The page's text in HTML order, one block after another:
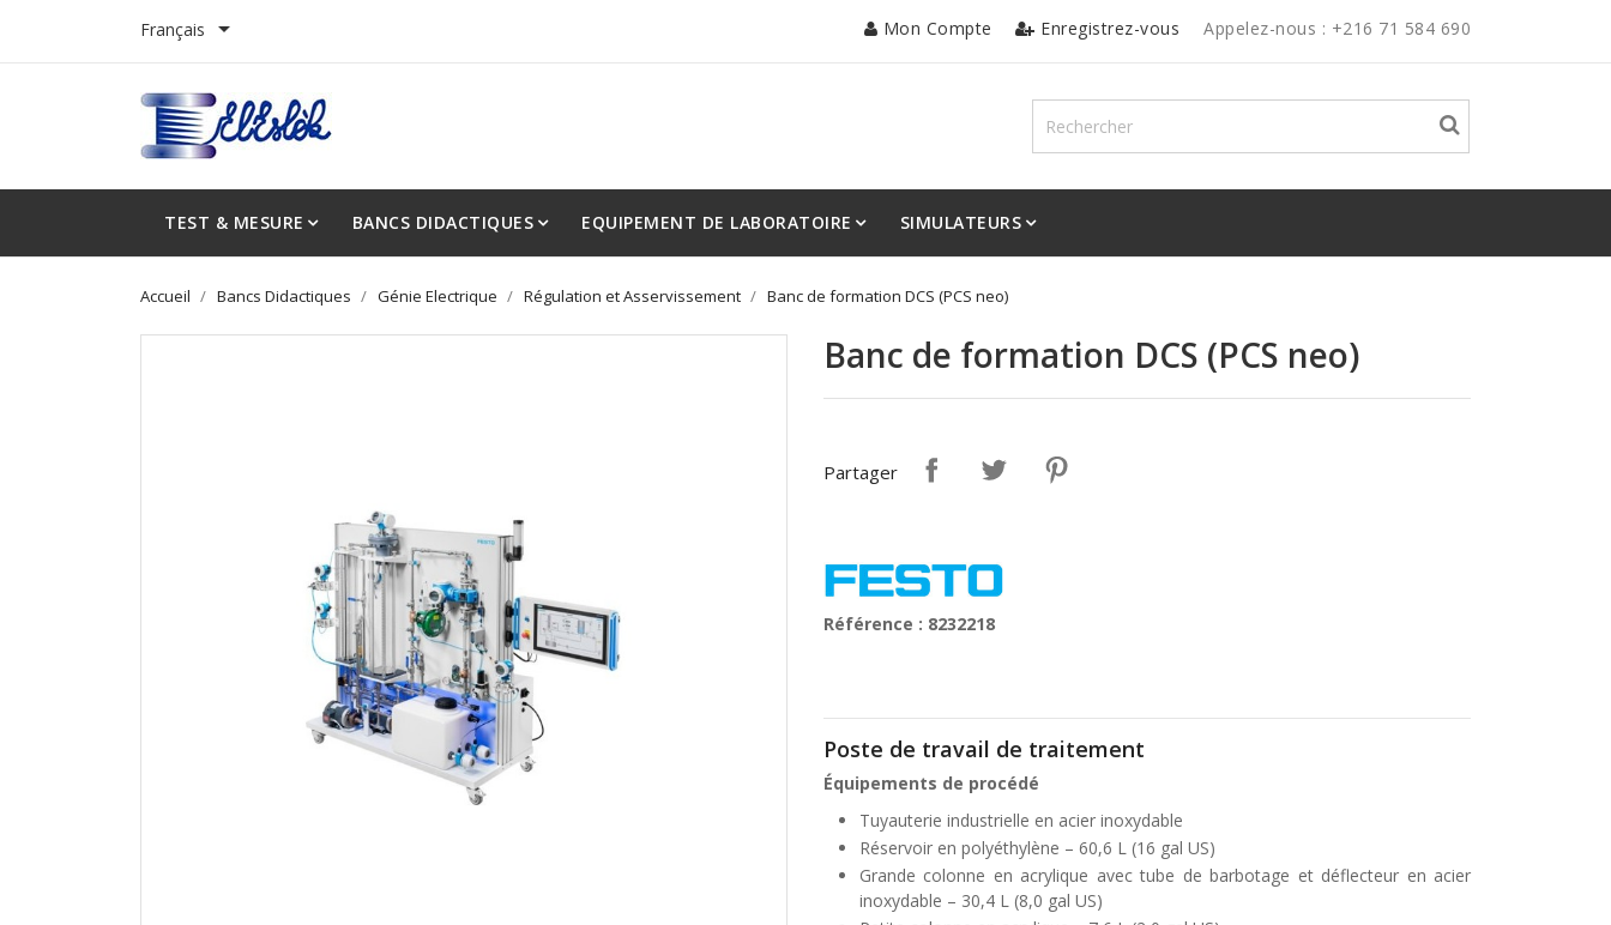
Français  Mon Compte Enregistrez-vous Appelez-nous : +216 71 584 690
TEST & MESURE BANCS DIDACTIQUES EQUIPEMENT DE LABORATOIRE SIMULATEURS
Accueil Bancs Didactiques Génie Electrique Régulation et Asservissement Banc de formation DCS (PCS neo)
Banc de formation DCS (PCS neo)
Partager
Référence : 8232218
Poste de travail de traitement
Équipements de procédé
Tuyauterie industrielle en acier inoxydable
Réservoir en polyéthylène – 60,6 L (16 gal US)
Grande colonne en acrylique avec tube de barbotage et déflecteur en acier
inoxydable – 30,4 L (8,0 gal US)